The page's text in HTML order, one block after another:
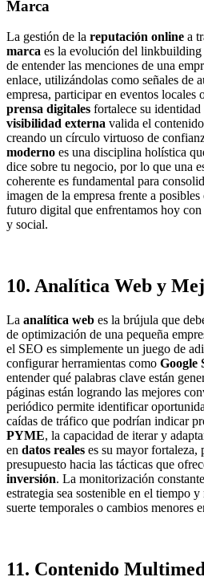
Marca
La gestión de la reputación online a
marca es la evolución del
de entender las menciones de una
enlace, utilizándolas como señales de
empresa, participar en eventos locales
prensa digitales fortalece su identidad
visibilidad externa valida el
creando un círculo virtuoso de
moderno es una disciplina holística
dice sobre tu negocio, por lo que una
coherente es fundamental para
imagen de la empresa frente a
futuro digital que enfrentamos hoy
y social.
10. Analítica Web y
La analítica web es la brújula que
de optimización de una pequeña
el SEO es simplemente un juego de
configurar herramientas como Google
entender qué palabras clave están
páginas están logrando las mejores
periódico permite identificar
caídas de tráfico que podrían indicar
PYME, la capacidad de iterar y
en datos reales es su mayor fortaleza,
presupuesto hacia las tácticas que
inversión. La monitorización
estrategia sea sostenible en el tiempo
suerte temporales o cambios menores
11. Contenido